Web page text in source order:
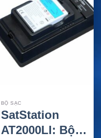
dùng chuyên
nghiệp
BỘ SẠC
SatStation
AT2000LI: Bộ